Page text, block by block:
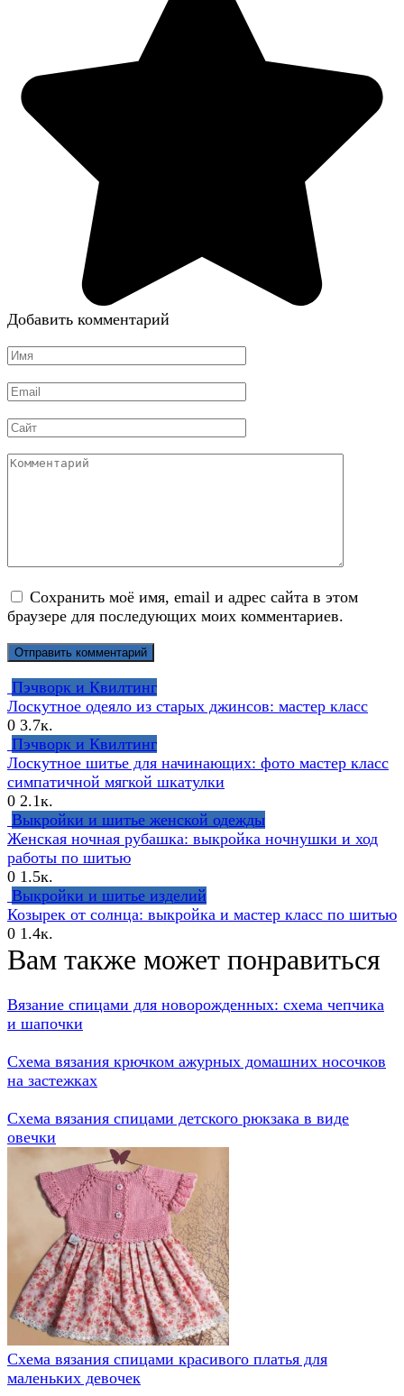
Добавить комментарий
Имя
Email
Сайт
Комментарий
Сохранить моё имя, email и адрес сайта в этом
браузере для последующих моих комментариев.
Пэчворк и Квилтинг
Лоскутное одеяло из старых джинсов: мастер класс
0 3.7к.
Пэчворк и Квилтинг
Лоскутное шитье для начинающих: фото мастер класс
симпатичной мягкой шкатулки
0 2.1к.
Выкройки и шитье женской одежды
Женская ночная рубашка: выкройка ночнушки и ход
работы по шитью
0 1.5к.
Выкройки и шитье изделий
Козырек от солнца: выкройка и мастер класс по шитью
0 1.4к.
Вам также может понравиться
Вязание спицами для новорожденных: схема чепчика
и шапочки
Схема вязания крючком ажурных домашних носочков
на застежках
Схема вязания спицами детского рюкзака в виде
овечки
Схема вязания спицами красивого платья для
маленьких девочек